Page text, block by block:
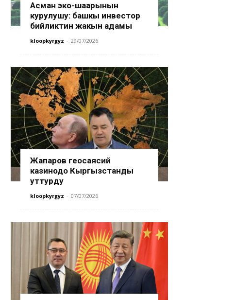
Асман эко-шаарынын
курулушу: башкы инвестор
бийликтин жакын адамы
kloopkyrgyz - 29/07/2026
Жапаров геосаясий
казинодо Кыргызстанды
уттурду
kloopkyrgyz - 07/07/2026